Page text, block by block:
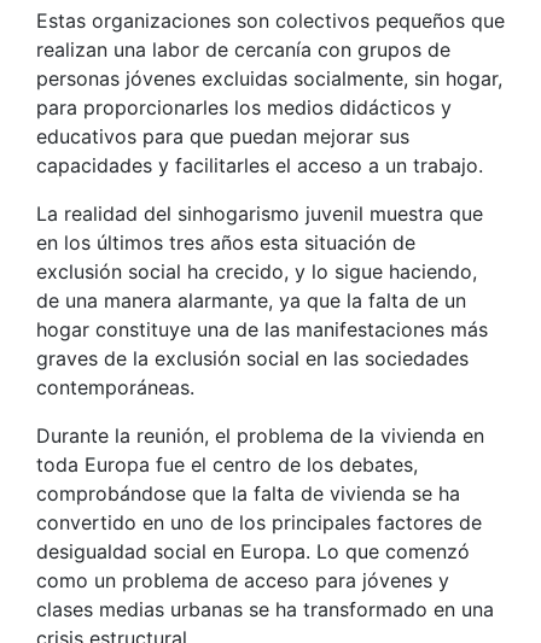
Estas organizaciones son colectivos pequeños que
realizan una labor de cercanía con grupos de
personas jóvenes excluidas socialmente, sin hogar,
para proporcionarles los medios didácticos y
educativos para que puedan mejorar sus
capacidades y facilitarles el acceso a un trabajo.
La realidad del sinhogarismo juvenil muestra que
en los últimos tres años esta situación de
exclusión social ha crecido, y lo sigue haciendo,
de una manera alarmante, ya que la falta de un
hogar constituye una de las manifestaciones más
graves de la exclusión social en las sociedades
contemporáneas.
Durante la reunión, el problema de la vivienda en
toda Europa fue el centro de los debates,
comprobándose que la falta de vivienda se ha
convertido en uno de los principales factores de
desigualdad social en Europa. Lo que comenzó
como un problema de acceso para jóvenes y
clases medias urbanas se ha transformado en una
crisis estructural.